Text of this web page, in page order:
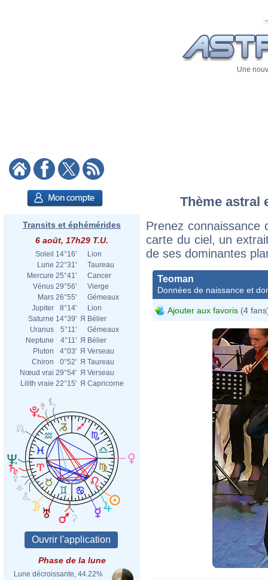
Une
Transits et éphémérides
6 août, 17h29 T.U.
Soleil 14°16'
Lion
Lune 22°31'
Taureau
Mercure 25°41'
Cancer
Vénus 29°56'
Vierge
Mars 26°55'
Gémeaux
Jupiter
8°14'
Lion
Saturne 14°39' Я Bélier
Uranus
5°11'
Gémeaux
Neptune
4°11' Я Bélier
Pluton
4°03' Я Verseau
Chiron
0°52' Я Taureau
Nœud vrai 29°54' Я Verseau
Lilith vraie 22°15' Я Capricorne
Phase de la lune
Lune décroissante, 44.22%
Thème astral
Prenez connaissance
carte du ciel, un
de ses dominantes
Teoman
Données de naissance et
Ajouter aux favoris (4